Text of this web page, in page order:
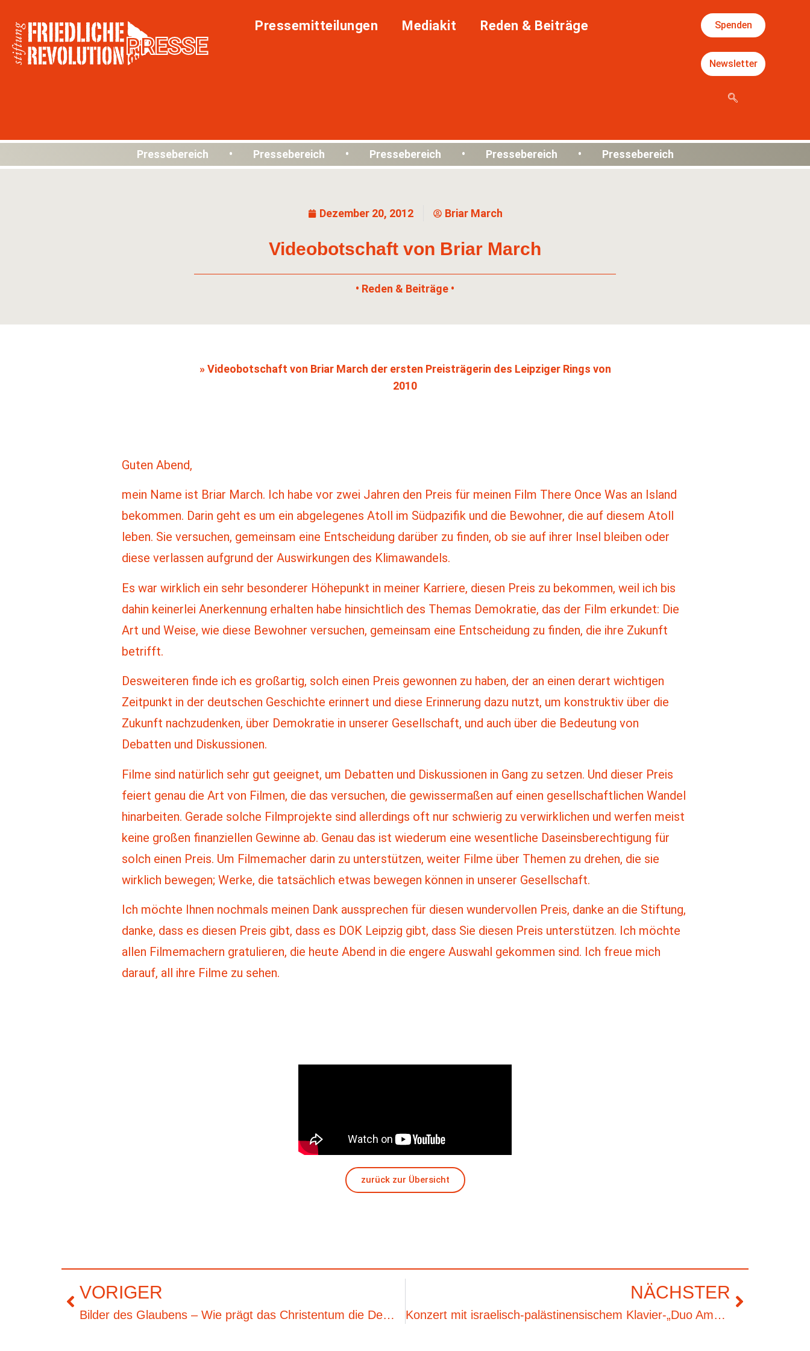
PRESSE
Pressemitteilungen Mediakit Reden & Beiträge Spenden
Newsletter
Pressebereich • Pressebereich • Pressebereich • Pressebereich • Pressebereich
Dezember 20, 2012 Briar March
Videobotschaft von Briar March
• Reden & Beiträge •
» Videobotschaft von Briar March der ersten Preisträgerin des Leipziger Rings von
2010
Guten Abend,
mein Name ist Briar March. Ich habe vor zwei Jahren den Preis für meinen Film There Once Was an Island
bekommen. Darin geht es um ein abgelegenes Atoll im Südpazifik und die Bewohner, die auf diesem Atoll
leben. Sie versuchen, gemeinsam eine Entscheidung darüber zu finden, ob sie auf ihrer Insel bleiben oder
diese verlassen aufgrund der Auswirkungen des Klimawandels.
Es war wirklich ein sehr besonderer Höhepunkt in meiner Karriere, diesen Preis zu bekommen, weil ich bis
dahin keinerlei Anerkennung erhalten habe hinsichtlich des Themas Demokratie, das der Film erkundet: Die
Art und Weise, wie diese Bewohner versuchen, gemeinsam eine Entscheidung zu finden, die ihre Zukunft
betrifft.
Desweiteren finde ich es großartig, solch einen Preis gewonnen zu haben, der an einen derart wichtigen
Zeitpunkt in der deutschen Geschichte erinnert und diese Erinnerung dazu nutzt, um konstruktiv über die
Zukunft nachzudenken, über Demokratie in unserer Gesellschaft, und auch über die Bedeutung von
Debatten und Diskussionen.
Filme sind natürlich sehr gut geeignet, um Debatten und Diskussionen in Gang zu setzen. Und dieser Preis
feiert genau die Art von Filmen, die das versuchen, die gewissermaßen auf einen gesellschaftlichen Wandel
hinarbeiten. Gerade solche Filmprojekte sind allerdings oft nur schwierig zu verwirklichen und werfen meist
keine großen finanziellen Gewinne ab. Genau das ist wiederum eine wesentliche Daseinsberechtigung für
solch einen Preis. Um Filmemacher darin zu unterstützen, weiter Filme über Themen zu drehen, die sie
wirklich bewegen; Werke, die tatsächlich etwas bewegen können in unserer Gesellschaft.
Ich möchte Ihnen nochmals meinen Dank aussprechen für diesen wundervollen Preis, danke an die Stiftung,
danke, dass es diesen Preis gibt, dass es DOK Leipzig gibt, dass Sie diesen Preis unterstützen. Ich möchte
allen Filmemachern gratulieren, die heute Abend in die engere Auswahl gekommen sind. Ich freue mich
darauf, all ihre Filme zu sehen.
zurück zur Übersicht
VORIGER
Bilder des Glaubens – Wie prägt das Christentum die Demokratie?
NÄCHSTER
Konzert mit israelisch-palästinensischem Klavier-„Duo Amal“ in Leipzig